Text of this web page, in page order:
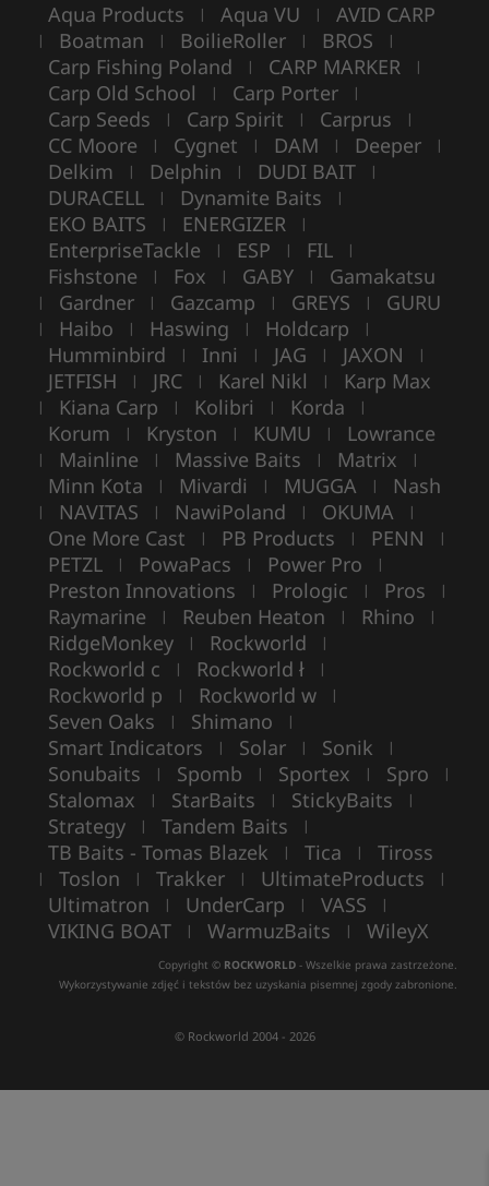
Aqua Products | Aqua VU | AVID CARP
| Boatman | BoilieRoller | BROS |
Carp Fishing Poland | CARP MARKER |
Carp Old School | Carp Porter |
Carp Seeds | Carp Spirit | Carprus |
CC Moore | Cygnet | DAM | Deeper |
Delkim | Delphin | DUDI BAIT |
DURACELL | Dynamite Baits |
EKO BAITS | ENERGIZER |
EnterpriseTackle | ESP | FIL |
Fishstone | Fox | GABY | Gamakatsu
| Gardner | Gazcamp | GREYS | GURU
| Haibo | Haswing | Holdcarp |
Humminbird | Inni | JAG | JAXON |
JETFISH | JRC | Karel Nikl | Karp Max
| Kiana Carp | Kolibri | Korda |
Korum | Kryston | KUMU | Lowrance
| Mainline | Massive Baits | Matrix |
Minn Kota | Mivardi | MUGGA | Nash
| NAVITAS | NawiPoland | OKUMA |
One More Cast | PB Products | PENN |
PETZL | PowaPacs | Power Pro |
Preston Innovations | Prologic | Pros |
Raymarine | Reuben Heaton | Rhino |
RidgeMonkey | Rockworld |
Rockworld c | Rockworld ł |
Rockworld p | Rockworld w |
Seven Oaks | Shimano |
Smart Indicators | Solar | Sonik |
Sonubaits | Spomb | Sportex | Spro |
Stalomax | StarBaits | StickyBaits |
Strategy | Tandem Baits |
TB Baits - Tomas Blazek | Tica | Tiross
| Toslon | Trakker | UltimateProducts |
Ultimatron | UnderCarp | VASS |
VIKING BOAT | WarmuzBaits | WileyX
Copyright © ROCKWORLD - Wszelkie prawa zastrzeżone.
Wykorzystywanie zdjęć i tekstów bez uzyskania pisemnej zgody zabronione.
© Rockworld 2004 - 2026